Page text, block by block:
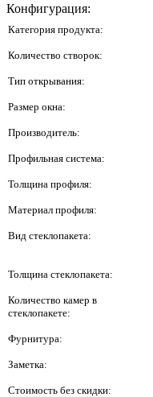
Конфигурация:
Категория продукта:
Количество створок:
Тип открывания:
Размер окна:
Производитель:
Профильная система:
Толщина профиля:
Материал профиля:
Вид стеклопакета:
Толщина стеклопакета:
Количество камер в
стеклопакете:
Фурнитура:
Заметка:
Стоимость без скидки: